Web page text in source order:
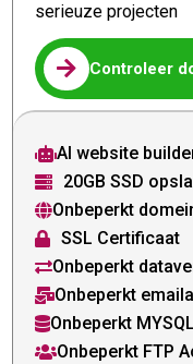
serieuze projecten
 Controleer
AI website
 20GB SSD
Onbeperkt
 SSL Certificaat
Onbeperkt
Onbeperkt
Onbeperkt
Onbeperkt FTP